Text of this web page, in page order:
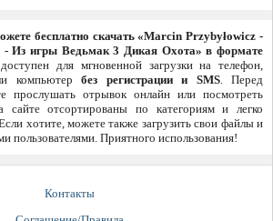
бесплатно скачать «Marcin Przybyłowicz -
Из игры Ведьмак 3 Дикая Охота» в формате
для мгновенной загрузки на телефон,
компьютер без регистрации и SMS. Перед
прослушать отрывок онлайн или посмотреть
отсортированы по категориям и легко
хотите, можете также загрузить свои файлы и
пользователями. Приятного использования!
Контакты